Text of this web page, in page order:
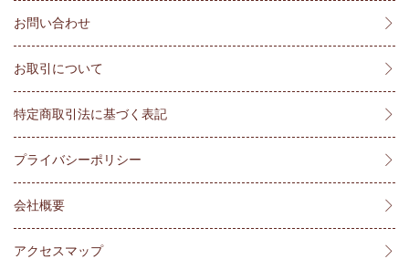
お問い合わせ
お取引について
特定商取引法に基づく表記
プライバシーポリシー
会社概要
アクセスマップ